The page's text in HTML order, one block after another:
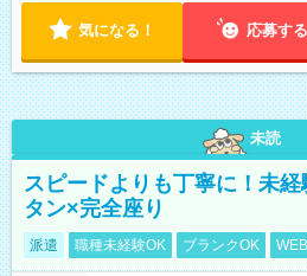
気になる！ 応募する
未読
スピードよりも丁寧に！未
タン×完全座り
派遣 職種未経験OK ブランクOK